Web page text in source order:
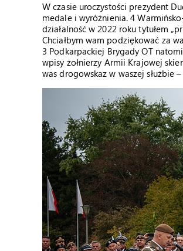
W czasie uroczystości prezydent
medale i wyróżnienia. 4
działalność w 2022 roku tytułem
Chciałbym wam podziękować za
3 Podkarpackiej Brygady OT
wpisy żołnierzy Armii Krajowej
was drogowskaz w waszej służbie –